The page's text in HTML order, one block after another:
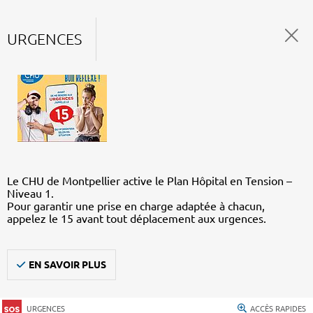
URGENCES
Le CHU de Montpellier active le Plan Hôpital en Tension –
Niveau 1.
Pour garantir une prise en charge adaptée à chacun,
appelez le 15 avant tout déplacement aux urgences.
EN SAVOIR PLUS
URGENCES ACCÈS RAPIDES